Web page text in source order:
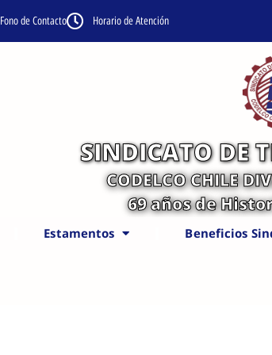
Fono de Contacto Horario de Atención
SINDICATO DE
CODELCO CHILE
69 años de
Estamentos Beneficios